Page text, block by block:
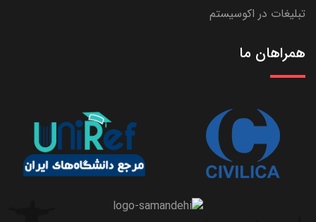
تبلیغات در اکوسیستم
همراهان ما